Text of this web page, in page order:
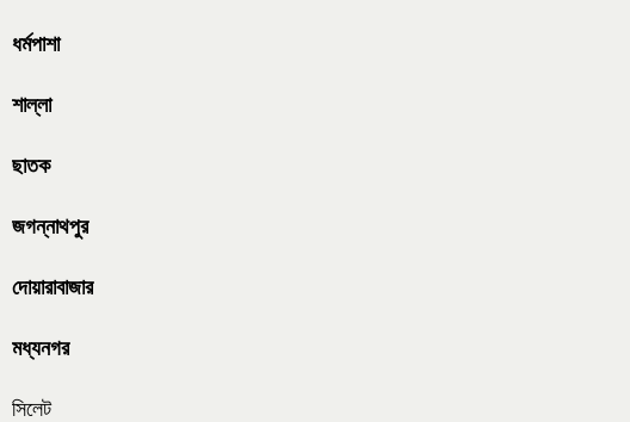
ধর্মপাশা
শাল্লা
ছাতক
জগন্নাথপুর
দোয়ারাবাজার
মধ্যনগর
সিলেট